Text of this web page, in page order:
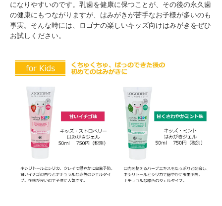
になりやすいのです。乳歯を健康に保つことが、その後の永久歯
の健康にもつながりますが、はみがきが苦手なお子様が多いのも
事実。そんな時には、ロゴナの楽しいキッズ向けはみがきをぜひ
お試しください。